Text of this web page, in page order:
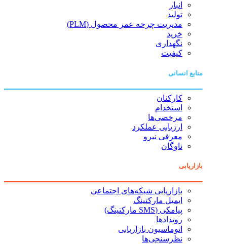
انبار
تولید
مدیریت چرخه عمر محصول (PLM)
خرید
نگهداری
کیفیت
منابع انسانی
کارکنان
استخدام
مرخصی‌ها
ارزیابی عملکرد
معرفی نیرو
ناوگان
بازاریابی
بازاریابی شبکه‌های اجتماعی
ایمیل مارکتینگ
پیامکی (SMS مارکتینگ)
رویدادها
اتوماسیون بازاریابی
نظرسنجی‌ها